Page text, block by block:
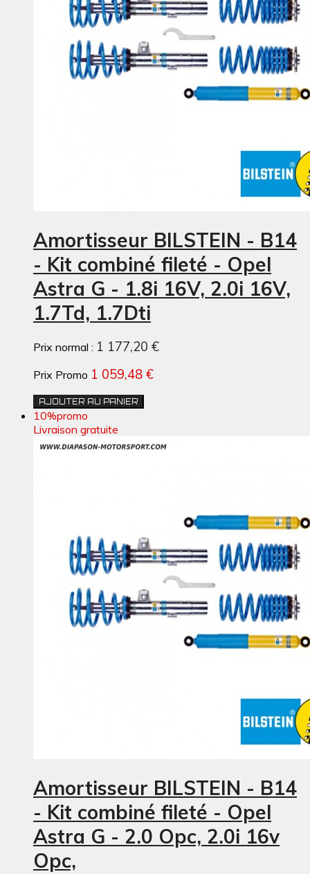
Amortisseur BILSTEIN - B14
- Kit combiné fileté - Opel
Astra G - 1.8i 16V, 2.0i 16V,
1.7Td, 1.7Dti
Prix normal : 1 177,20 €
Prix Promo 1 059,48 €
AJOUTER AU PANIER
10%promo
Livraison gratuite
Amortisseur BILSTEIN - B14
- Kit combiné fileté - Opel
Astra G - 2.0 Opc, 2.0i 16v
Opc,